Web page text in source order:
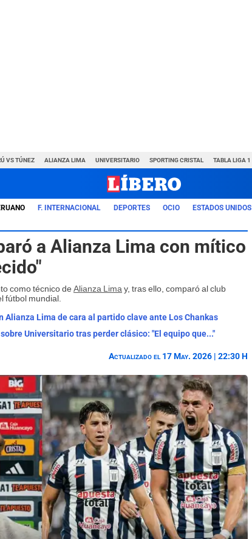
VS TÚNEZ ALIANZA LIMA UNIVERSITARIO SPORTING CRISTAL TABLA LIGA 1
F. INTERNACIONAL DEPORTES OCIO ESTADOS UNIDOS
a Alianza Lima con mítico
como técnico de Alianza Lima y, tras ello, comparó al club
fútbol mundial.
Alianza Lima de cara al partido clave ante Los Chankas
Universitario tras perder clásico: "El equipo que..."
Actualizado el 17 May. 2026 | 22:30 H